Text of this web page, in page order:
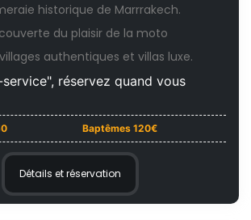
historique de Marrrakech.
du plaisir de la moto
authentiques et villas luxe.
réservez quand vous
Baptêmes 120€
Détails et réservation